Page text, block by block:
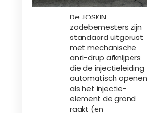
Türk
العربية
رسید ن
De JOSKIN
zodebemesters zijn
standaard uitgerust
met mechanische
anti-drup afknijpers
die de injectieleiding
automatisch openen
als het injectie-
element de grond
raakt (en